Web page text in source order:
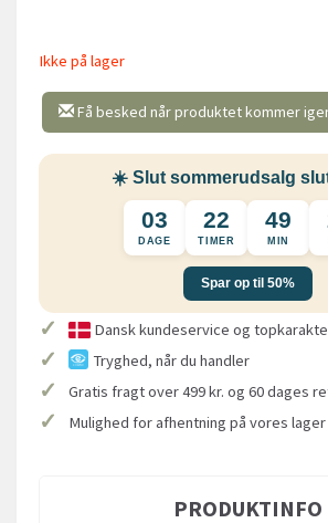
Ikke på lager
Få besked når produktet kommer
☀️ Slut sommerudsalg
03
DAGE
22
TIMER
49
MIN
Spar op til 50%
✓ Dansk kundeservice og
✓ Tryghed, når du handler
✓ Gratis fragt over 499 kr. og 60 dages
✓ Mulighed for afhentning på vores lager
PRODUKTINFO